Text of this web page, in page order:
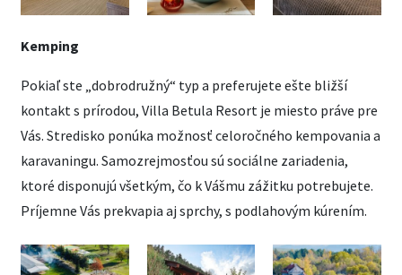
Kemping
Pokiaľ ste „dobrodružný“ typ a preferujete ešte bližší
kontakt s prírodou, Villa Betula Resort je miesto práve pre
Vás. Stredisko ponúka možnosť celoročného kempovania a
karavaningu. Samozrejmosťou sú sociálne zariadenia,
ktoré disponujú všetkým, čo k Vášmu zážitku potrebujete.
Príjemne Vás prekvapia aj sprchy, s podlahovým kúrením.